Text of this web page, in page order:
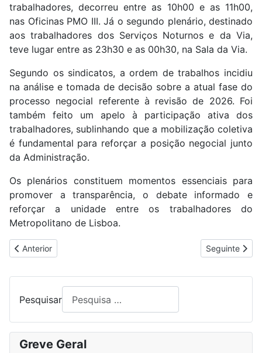
trabalhadores, decorreu entre as 10h00 e as 11h00,
nas Oficinas PMO III. Já o segundo plenário, destinado
aos trabalhadores dos Serviços Noturnos e da Via,
teve lugar entre as 23h30 e as 00h30, na Sala da Via.
Segundo os sindicatos, a ordem de trabalhos incidiu
na análise e tomada de decisão sobre a atual fase do
processo negocial referente à revisão de 2026. Foi
também feito um apelo à participação ativa dos
trabalhadores, sublinhando que a mobilização coletiva
é fundamental para reforçar a posição negocial junto
da Administração.
Os plenários constituem momentos essenciais para
promover a transparência, o debate informado e
reforçar a unidade entre os trabalhadores do
Metropolitano de Lisboa.
Artigo anterior: TRABALHADORES DO TURISMO EM LUTA EM
Anterior Artigo
Seguinte
Pesquisar
Greve Geral